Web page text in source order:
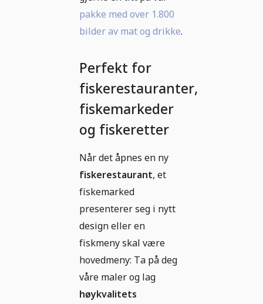
pakke med over 1.800
bilder av mat og drikke.
Perfekt for
fiskerestauranter,
fiskemarkeder
og fiskeretter
Når det åpnes en ny
fiskerestaurant, et
fiskemarked
presenterer seg i nytt
design eller en
fiskmeny skal være
hovedmeny: Ta på deg
våre maler og lag
høykvalitets